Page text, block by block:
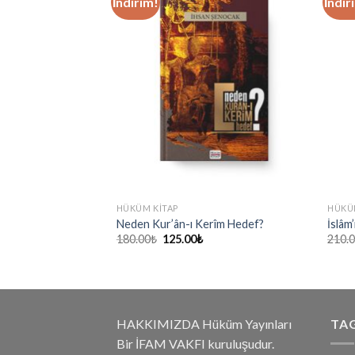
HÜKÜM KITAP
Neden Kur’ân-ı Kerîm Hedef?
180.00₺ Orijinal
125.00₺Şu
HAKKIMIZDA Hüküm Yayınları
Bir İFAM VAKFI kuruluşudur.